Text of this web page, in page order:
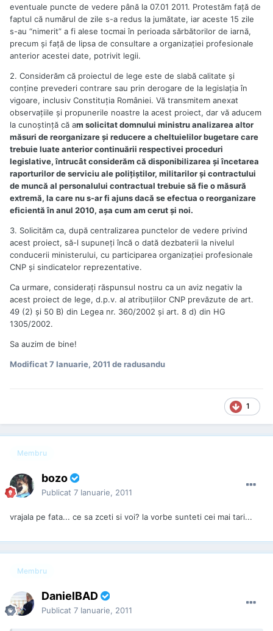
eventuale puncte de vedere până la 07.01 2011. Protestăm faţă de
faptul că numărul de zile s-a redus la jumătate, iar aceste 15 zile
s-au “nimerit” a fi alese tocmai în perioada sărbătorilor de iarnă,
precum şi faţă de lipsa de consultare a organizaţiei profesionale
anterior acestei date, potrivit legii.
2. Considerăm că proiectul de lege este de slabă calitate şi
conţine prevederi contrare sau prin derogare de la legislaţia în
vigoare, inclusiv Constituţia României. Vă transmitem anexat
observaţiile şi propunerile noastre la acest proiect, dar vă aducem
la cunoştinţă că am solicitat domnului ministru analizarea altor
măsuri de reorganizare şi reducere a cheltuielilor bugetare care
trebuie luate anterior continuării respectivei proceduri
legislative, întrucât considerăm că disponibilizarea şi încetarea
raporturilor de serviciu ale poliţiştilor, militarilor şi contractului
de muncă al personalului contractual trebuie să fie o măsură
extremă, la care nu s-ar fi ajuns dacă se efectua o reorganizare
eficientă în anul 2010, aşa cum am cerut şi noi.
3. Solicităm ca, după centralizarea punctelor de vedere privind
acest proiect, să-l supuneţi încă o dată dezbaterii la nivelul
conducerii ministerului, cu participarea organizaţiei profesionale
CNP şi sindicatelor reprezentative.
Ca urmare, consideraţi răspunsul nostru ca un aviz negativ la
acest proiect de lege, d.p.v. al atribuţiilor CNP prevăzute de art.
49 (2) şi 50 B) din Legea nr. 360/2002 şi art. 8 d) din HG
1305/2002.
Sa auzim de bine!
Modificat7 Ianuarie, 2011 de radusandu
1
Membru
bozo
Publicat 7 Ianuarie, 2011
vrajala pe fata... ce sa zceti si voi? la vorbe sunteti cei mai tari...
Membru
DanielBAD
Publicat 7 Ianuarie, 2011